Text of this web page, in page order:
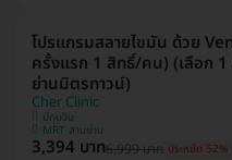
โปรแกรมสลายไขมัน ด้วย
ครั้งแรก 1 สิทธิ์/คน) (เลือก 1
ย่านมิตรทาวน์)
Cher Clinic
ปทุมวัน
MRT สามย่าน
3,394 บาท6,999 บาท ประหยัด 52%